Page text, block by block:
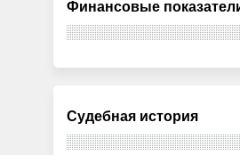
Финансовые
Судебная история